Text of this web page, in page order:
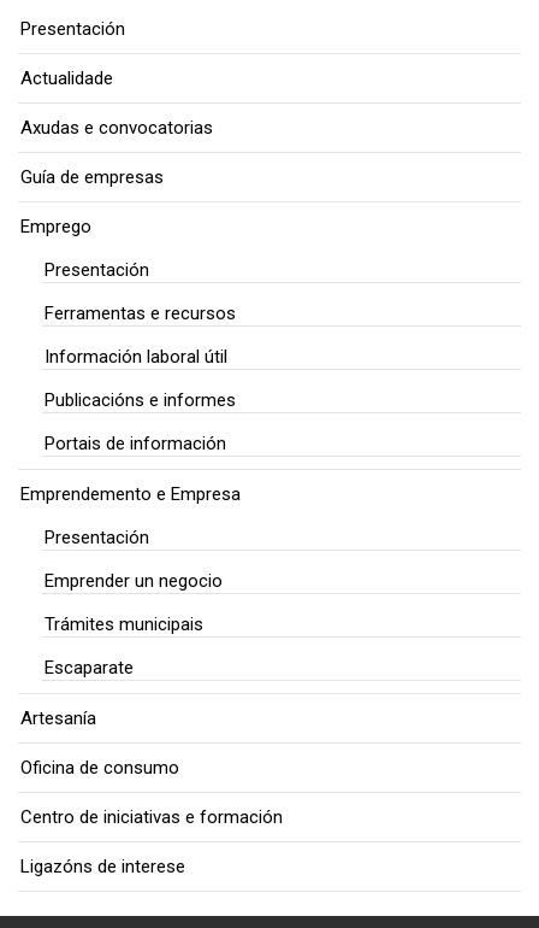
Presentación
Actualidade
Axudas e convocatorias
Guía de empresas
Emprego
Presentación
Ferramentas e recursos
Información laboral útil
Publicacións e informes
Portais de información
Emprendemento e Empresa
Presentación
Emprender un negocio
Trámites municipais
Escaparate
Artesanía
Oficina de consumo
Centro de iniciativas e formación
Ligazóns de interese